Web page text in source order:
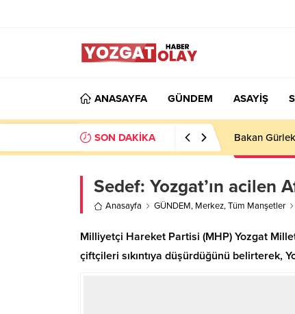
ANASAYFA GÜNDEM ASAYİŞ
SON DAKİKA Bakan
Sedef: Yozgat’ın acilen
Anasayfa GÜNDEM, Merkez,Tüm Manşetler
Milliyetçi Hareket Partisi (MHP) Yozgat
çiftçileri sıkıntıya düşürdüğünü belirterek,